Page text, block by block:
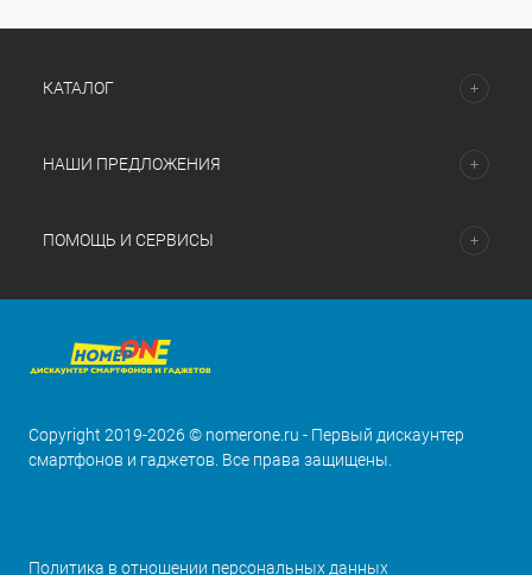
КАТАЛОГ
НАШИ ПРЕДЛОЖЕНИЯ
ПОМОЩЬ И СЕРВИСЫ
Copyright 2019-2026 © nomerone.ru - Первый дискаунтер
смартфонов и гаджетов. Все права защищены.
Политика в отношении персональных данных